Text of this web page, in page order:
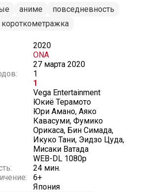
аниме
повседневность
короткометражка
2020
ONA
27 марта 2020
1
1
Vega Entertainment
Юкиё Терамото
Юри Амано, Аяко
Кавасуми, Фумико
Орикаса, Бин Симада,
Икуко Тани, Эидзо Цуда,
Мисаки Ватада
WEB-DL 1080p
24 мин.
6+
Япония